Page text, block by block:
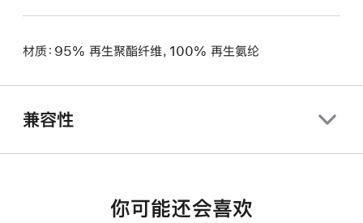
材质：95% 再生聚酯纤维，100% 再生氨纶
兼容性
你可能还会喜欢